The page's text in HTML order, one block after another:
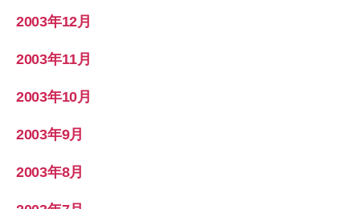
2003年12月
2003年11月
2003年10月
2003年9月
2003年8月